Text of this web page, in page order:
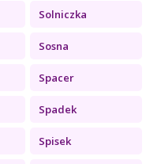
Solniczka
Sosna
Spacer
Spadek
Spisek